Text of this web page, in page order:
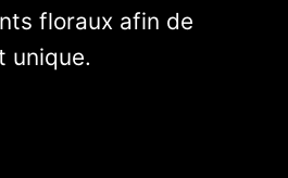
floraux afin de
unique.